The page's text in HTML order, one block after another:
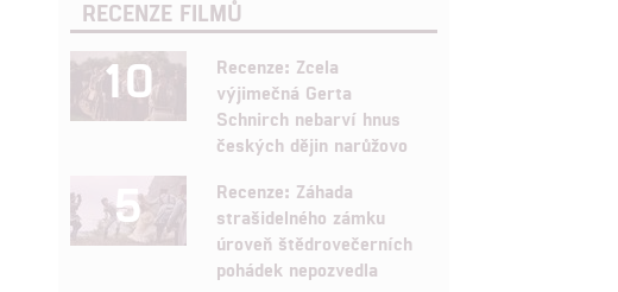
RECENZE FILMŮ
10
Recenze: Zcela
výjimečná Gerta
Schnirch nebarví hnus
českých dějin narůžovo
5
Recenze: Záhada
strašidelného zámku
úroveň štědrovečerních
pohádek nepozvedla